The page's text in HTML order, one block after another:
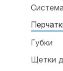
Губки
Щетки